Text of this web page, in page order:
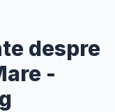
despre
-